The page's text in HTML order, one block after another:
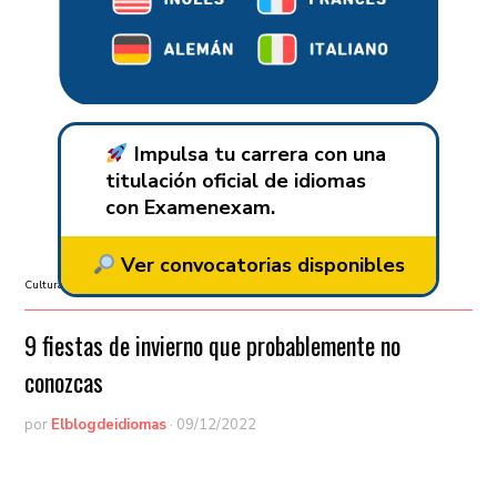
Impulsa tu carrera con una
titulación oficial de idiomas
con Examenexam.
Ver convocatorias disponibles
Cultura popular
9 fiestas de invierno que probablemente no
conozcas
por Elblogdeidiomas · 09/12/2022